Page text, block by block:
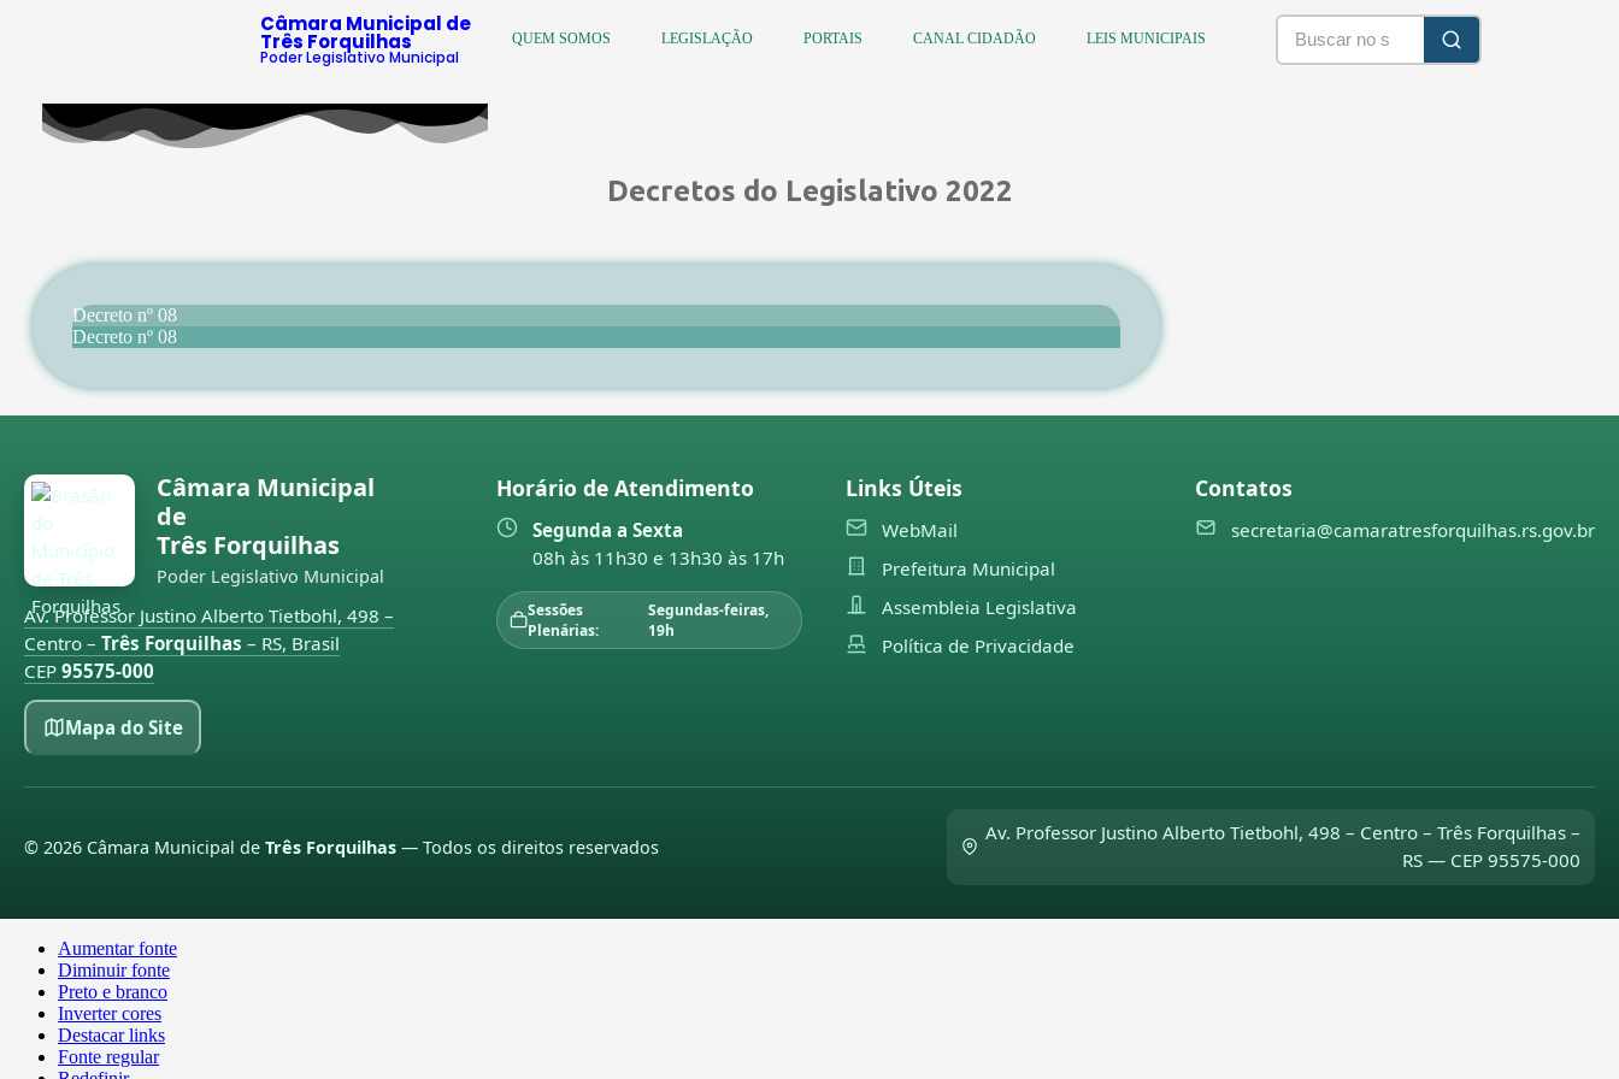
Câmara Municipal de
Três Forquilhas
Poder Legislativo Municipal
QUEM SOMOS LEGISLAÇÃO PORTAIS CANAL CIDADÃO LEIS MUNICIPAIS
Decretos do Legislativo 2022
Decreto nº 08
Decreto nº 08
Câmara Municipal
de
Três Forquilhas
Poder Legislativo Municipal
Av. Professor Justino Alberto Tietbohl, 498 –
Centro – Três Forquilhas – RS, Brasil
CEP 95575-000
Mapa do Site
Horário de Atendimento
Segunda a Sexta
08h às 11h30 e 13h30 às 17h
Sessões
Plenárias:
Segundas-feiras,
19h
Links Úteis
WebMail
Prefeitura Municipal
Assembleia Legislativa
Política de Privacidade
Contatos
secretaria@camaratresforquilhas.rs.gov.br
© 2026 Câmara Municipal de Três Forquilhas — Todos os direitos reservados
Av. Professor Justino Alberto Tietbohl, 498 – Centro – Três Forquilhas –
RS — CEP 95575-000
Aumentar fonte
Diminuir fonte
Preto e branco
Inverter cores
Destacar links
Fonte regular